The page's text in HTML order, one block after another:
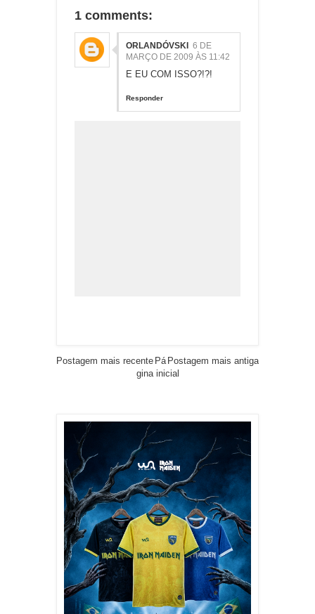
1 comments:
ORLANDÓVSKI
6 DE
MARÇO DE 2009 ÀS 11:42
E EU COM ISSO?!?!
Responder
Postagem mais recente Postagem mais antiga
Pá
gina inicial